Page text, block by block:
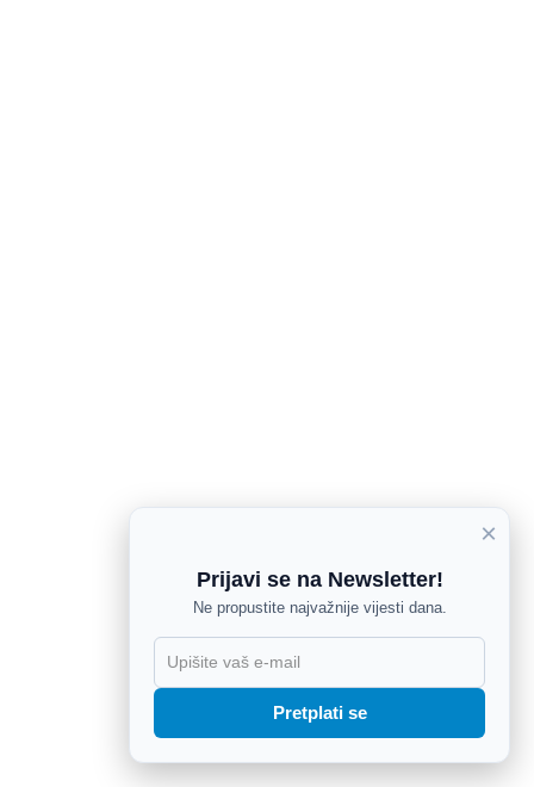
×
Prijavi se na Newsletter!
Ne propustite najvažnije vijesti dana.
Pretplati se